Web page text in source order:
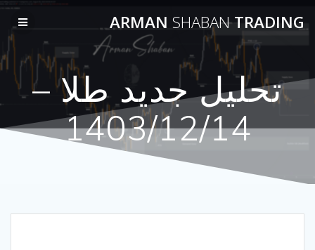
to
content
ARMAN SHABANTRADING
تحلیل جدید طلا –
1403/12/14